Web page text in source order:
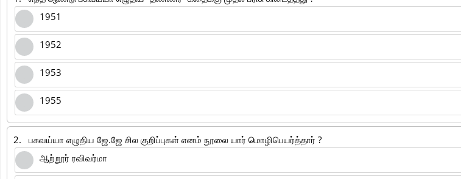
1951
1952
1953
1955
2.
பசுவய்யா எழுதிய ஜே.ஜே சில குறிப்புகள் எனம் நூலை யார் மொழிபெயர்த்தார் ?
ஆற்றூர் ரவிவர்மா